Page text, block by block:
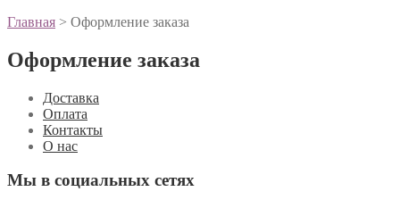
Главная > Оформление заказа
Оформление заказа
Доставка
Оплата
Контакты
О нас
Мы в социальных сетях